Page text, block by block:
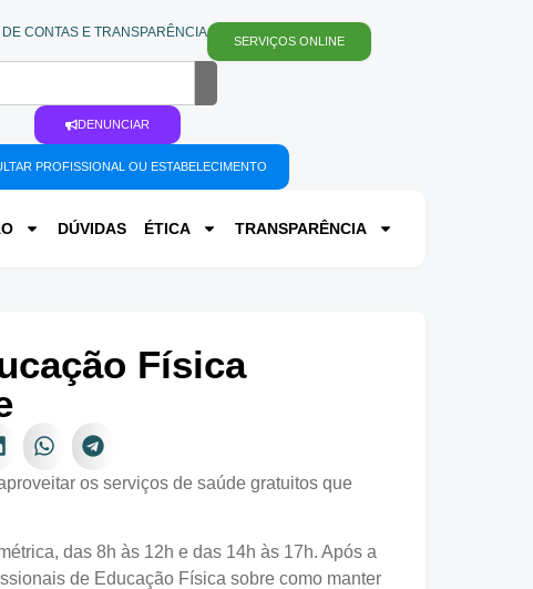
DE CONTAS E TRANSPARÊNCIA
SERVIÇOS ONLINE
DENUNCIAR
PROFISSIONAL OU ESTABELECIMENTO
DÚVIDAS ÉTICA TRANSPARÊNCIA
Física
os serviços de saúde gratuitos que
das 8h às 12h e das 14h às 17h. Após a
de Educação Física sobre como manter